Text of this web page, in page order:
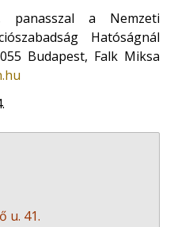
panasszal a Nemzeti
Hatóságnál
Budapest, Falk Miksa
u. 41.